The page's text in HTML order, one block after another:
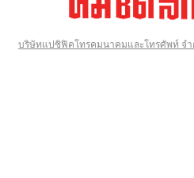
บริษัทแปซิฟิคโทรคมนาคมและโทรศัพท์ จำ